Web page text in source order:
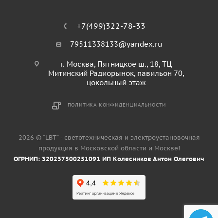
+7(499)322-78-33
79511338133@yandex.ru
г. Москва, Пятницкое ш., 18, ТЦ
Митинский Радиорынок, павильон 70,
цокольный этаж
ПОЛИТИКА КОНФИДЕНЦИАЛЬНОСТИ
2026 © “LBT” - светотехническая и электроустановочная
продукция в Московской области и Москве!
ОГРНИП: 320237500251091 ИП Колесников Антон Олегович